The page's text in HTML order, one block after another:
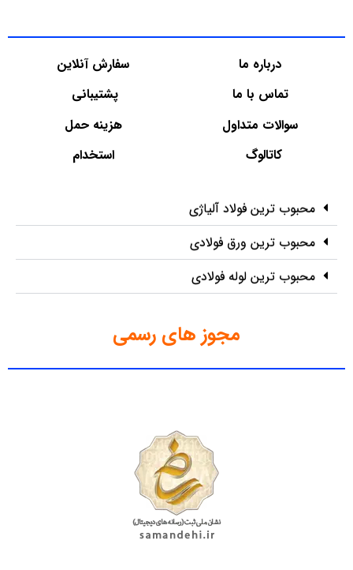
درباره ما
تماس با ما
سوالات متداول
کاتالوگ
سفارش آنلاین
پشتیبانی
هزینه حمل
استخدام
محبوب ترین فولاد آلیاژی
محبوب ترین ورق فولادی
محبوب ترین لوله فولادی
مجوز های رسمی